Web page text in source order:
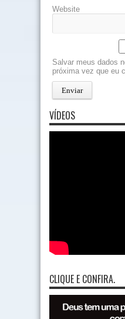
Website
Salvar meus dados
próxima vez que eu
VÍDEOS
CLIQUE E CONFIRA.